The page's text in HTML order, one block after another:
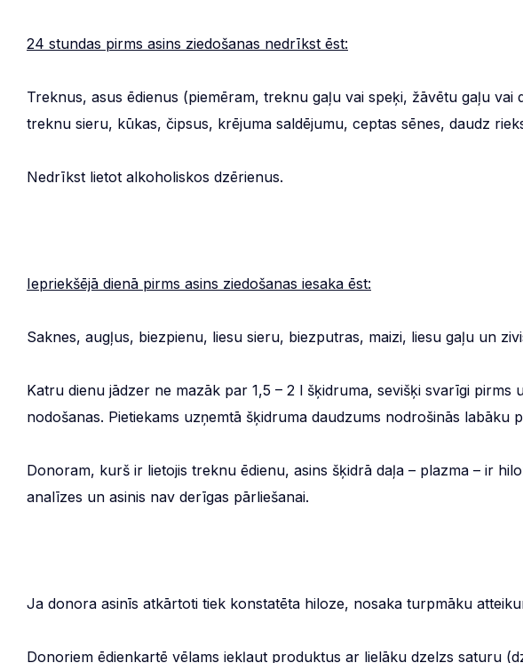
24 stundas pirms asins ziedošanas nedrīkst ēst:
Treknus, asus ēdienus (piemēram, treknu gaļu vai speķi, žāvētu gaļu vai
treknu sieru, kūkas, čipsus, krējuma saldējumu, ceptas sēnes, daudz
Nedrīkst lietot alkoholiskos dzērienus.
Iepriekšējā dienā pirms asins ziedošanas iesaka ēst:
Saknes, augļus, biezpienu, liesu sieru, biezputras, maizi, liesu gaļu un
Katru dienu jādzer ne mazāk par 1,5 – 2 l šķidruma, sevišķi svarīgi pirms
nodošanas. Pietiekams uzņemtā šķidruma daudzums nodrošinās labāku
Donoram, kurš ir lietojis treknu ēdienu, asins šķidrā daļa – plazma – ir
analīzes un asinis nav derīgas pārliešanai.
Ja donora asinīs atkārtoti tiek konstatēta hiloze, nosaka turpmāku
Donoriem ēdienkartē vēlams iekļaut produktus ar lielāku dzelzs saturu